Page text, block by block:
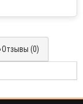
Отзывы (0)